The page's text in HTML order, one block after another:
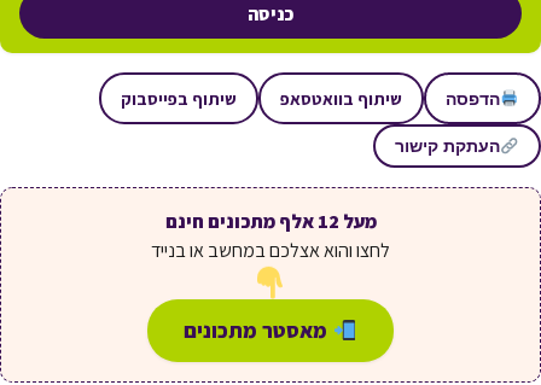
כניסה
הדפסה שיתוף בוואטסאפ שיתוף בפייסבוק
העתקת קישור
מעל 12 אלף מתכונים חינם
לחצו והוא אצלכם במחשב או בנייד
מאסטר מתכונים